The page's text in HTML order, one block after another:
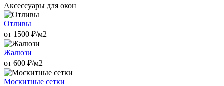
Аксессуары для окон
Отливы
от 1500 ₽/м2
Жалюзи
от 600 ₽/м2
Москитные сетки